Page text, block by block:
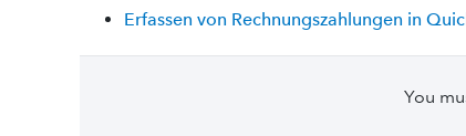
Erfassen von Rechnungszahlungen in
You